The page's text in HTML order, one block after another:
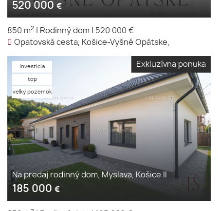
520 000 €
850 m2 Rodinný dom
520 000 €
Opatovská cesta, Košice-Vyšné Opátske,
Exkluzívna ponuka
investicia
top
velky pozemok
Na predaj rodinný dom, Myslava, Košice II
185 000 €